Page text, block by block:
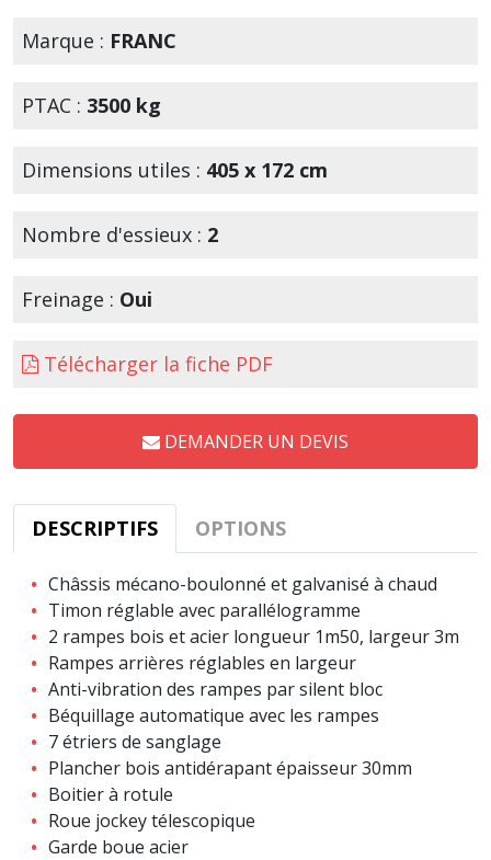
Marque : FRANC
PTAC : 3500 kg
Dimensions utiles : 405 x 172 cm
Nombre d'essieux : 2
Freinage : Oui
Télécharger la fiche PDF
DEMANDER UN DEVIS
DESCRIPTIFS OPTIONS
Châssis mécano-boulonné et galvanisé à chaud
Timon réglable avec parallélogramme
2 rampes bois et acier longueur 1m50, largeur 3m
Rampes arrières réglables en largeur
Anti-vibration des rampes par silent bloc
Béquillage automatique avec les rampes
7 étriers de sanglage
Plancher bois antidérapant épaisseur 30mm
Boitier à rotule
Roue jockey télescopique
Garde boue acier